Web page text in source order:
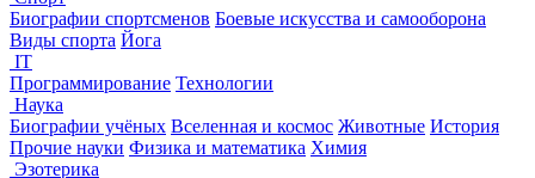
Биографии спортсменов Боевые искусства и самооборона
Виды спорта Йога
IT
Программирование Технологии
Наука
Биографии учёных Вселенная и космос Животные История
Прочие науки Физика и математика Химия
Эзотерика